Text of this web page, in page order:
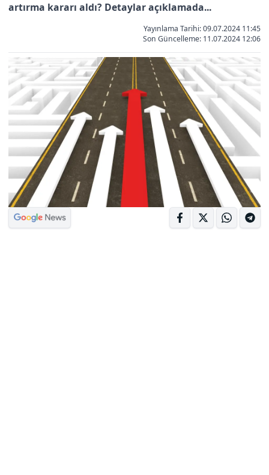
artırma kararı aldı? Detaylar açıklamada...
Yayınlama Tarihi: 09.07.2024 11:45
Son Güncelleme: 11.07.2024 12:06